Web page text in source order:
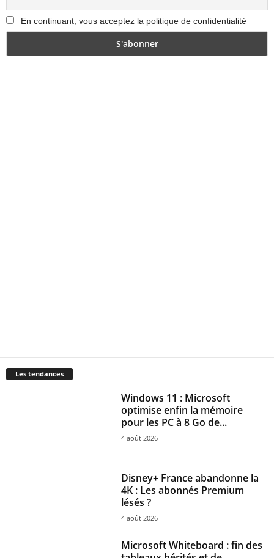
En continuant, vous acceptez la politique de confidentialité
Les tendances
Windows 11 : Microsoft
optimise enfin la mémoire
pour les PC à 8 Go de...
4 août 2026
Disney+ France abandonne la
4K : Les abonnés Premium
lésés ?
4 août 2026
Microsoft Whiteboard : fin des